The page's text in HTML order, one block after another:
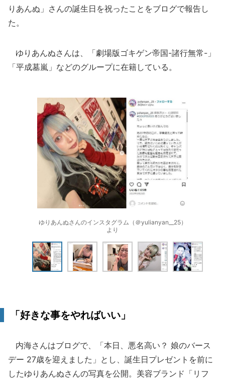
りあんぬ」さんの誕生日を祝ったことをブログで報告し
た。
ゆりあんぬさんは、「劇場版ゴキゲン帝国-諸行無常-」
「平成墓嵐」などのグループに在籍している。
ゆりあんぬさんのインスタグラム（＠yulianyan__25）
より
「好きな事をやればいい」
内海さんはブログで、「本日、悪名高い？ 娘のバース
デー 27歳を迎えました」とし、誕生日プレゼントを前に
したゆりあんぬさんの写真を公開。美容ブランド「リフ